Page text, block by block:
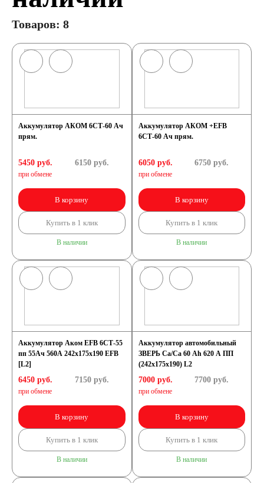
Товаров: 8
Аккумулятор АКОМ 6СТ-60 Ач
прям.
5450 руб.
при обмене
6150руб.
В корзину
Купить в 1 клик
В наличии
Аккумулятор АКОМ +EFB
6СТ-60 Ач прям.
6050 руб.
при обмене
6750 руб.
В корзину
Купить в 1 клик
В наличии
Аккумулятор Аком EFB 6СТ-55
пп 55Ач 560А 242х175х190 EFB
[L2]
6450 руб.
при обмене
7150руб.
В корзину
Купить в 1 клик
В наличии
Аккумулятор автомобильный
ЗВЕРЬ Са/Са 60 Ah 620 A ПП
(242х175х190) L2
7000 руб.
при обмене
7700 руб.
В корзину
Купить в 1 клик
В наличии